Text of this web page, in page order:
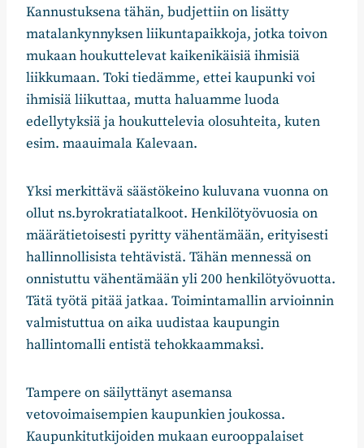
Kannustuksena tähän, budjettiin on lisätty
matalankynnyksen liikuntapaikkoja, jotka toivon
mukaan houkuttelevat kaikenikäisiä ihmisiä
liikkumaan. Toki tiedämme, ettei kaupunki voi
ihmisiä liikuttaa, mutta haluamme luoda
edellytyksiä ja houkuttelevia olosuhteita, kuten
esim. maauimala Kalevaan.
Yksi merkittävä säästökeino kuluvana vuonna on
ollut ns.byrokratiatalkoot. Henkilötyövuosia on
määrätietoisesti pyritty vähentämään, erityisesti
hallinnollisista tehtävistä. Tähän mennessä on
onnistuttu vähentämään yli 200 henkilötyövuotta.
Tätä työtä pitää jatkaa. Toimintamallin arvioinnin
valmistuttua on aika uudistaa kaupungin
hallintomalli entistä tehokkaammaksi.
Tampere on säilyttänyt asemansa
vetovoimaisempien kaupunkien joukossa.
Kaupunkitutkijoiden mukaan eurooppalaiset